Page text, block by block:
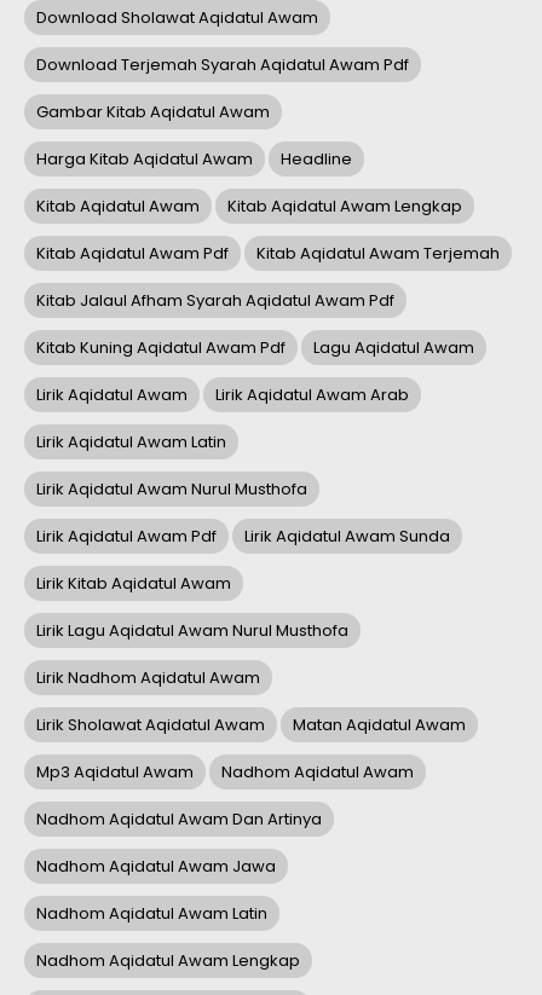
Download Sholawat Aqidatul Awam
Download Terjemah Syarah Aqidatul Awam Pdf
Gambar Kitab Aqidatul Awam
Harga Kitab Aqidatul Awam Headline
Kitab Aqidatul Awam Kitab Aqidatul Awam Lengkap
Kitab Aqidatul Awam Pdf Kitab Aqidatul Awam Terjemah
Kitab Jalaul Afham Syarah Aqidatul Awam Pdf
Kitab Kuning Aqidatul Awam Pdf Lagu Aqidatul Awam
Lirik Aqidatul Awam Lirik Aqidatul Awam Arab
Lirik Aqidatul Awam Latin
Lirik Aqidatul Awam Nurul Musthofa
Lirik Aqidatul Awam Pdf Lirik Aqidatul Awam Sunda
Lirik Kitab Aqidatul Awam
Lirik Lagu Aqidatul Awam Nurul Musthofa
Lirik Nadhom Aqidatul Awam
Lirik Sholawat Aqidatul Awam Matan Aqidatul Awam
Mp3 Aqidatul Awam Nadhom Aqidatul Awam
Nadhom Aqidatul Awam Dan Artinya
Nadhom Aqidatul Awam Jawa
Nadhom Aqidatul Awam Latin
Nadhom Aqidatul Awam Lengkap